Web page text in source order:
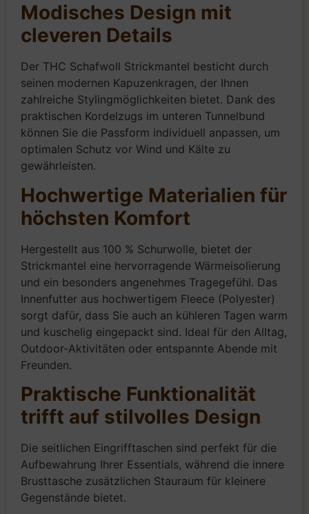
Modisches Design mit
cleveren Details
Der THC Schafwoll Strickmantel besticht durch
seinen modernen Kapuzenkragen, der Ihnen
zahlreiche Stylingmöglichkeiten bietet. Dank des
praktischen Kordelzugs im unteren Tunnelbund
können Sie die Passform individuell anpassen, um
optimalen Schutz vor Wind und Kälte zu
gewährleisten.
Hochwertige Materialien für
höchsten Komfort
Hergestellt aus 100 % Schurwolle, bietet der
Strickmantel eine hervorragende Wärmeisolierung
und ein besonders angenehmes Tragegefühl. Das
Innenfutter aus hochwertigem Fleece (Polyester)
sorgt dafür, dass Sie auch an kühleren Tagen warm
und kuschelig eingepackt sind. Ideal für den Alltag,
Outdoor-Aktivitäten oder entspannte Abende mit
Freunden.
Praktische Funktionalität
trifft auf stilvolles Design
Die seitlichen Eingrifftaschen sind perfekt für die
Aufbewahrung Ihrer Essentials, während die innere
Brusttasche zusätzlichen Stauraum für kleinere
Gegenstände bietet.